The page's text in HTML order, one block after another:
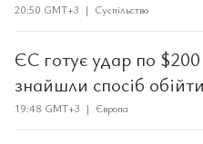
20:50 GMT+3 | Суспільство
ЄС готує удар по
знайшли спосіб
19:48 GMT+3 | Європа